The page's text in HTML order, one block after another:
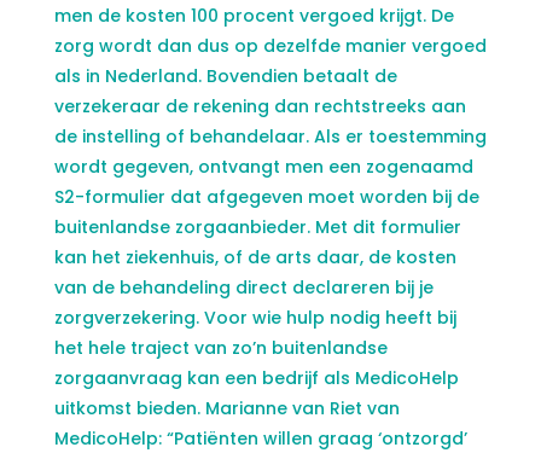
men de kosten 100 procent vergoed krijgt. De
zorg wordt dan dus op dezelfde manier vergoed
als in Nederland. Bovendien betaalt de
verzekeraar de rekening dan rechtstreeks aan
de instelling of behandelaar. Als er toestemming
wordt gegeven, ontvangt men een zogenaamd
S2-formulier dat afgegeven moet worden bij de
buitenlandse zorgaanbieder. Met dit formulier
kan het ziekenhuis, of de arts daar, de kosten
van de behandeling direct declareren bij je
zorgverzekering. Voor wie hulp nodig heeft bij
het hele traject van zo’n buitenlandse
zorgaanvraag kan een bedrijf als MedicoHelp
uitkomst bieden. Marianne van Riet van
MedicoHelp: “Patiënten willen graag ‘ontzorgd’